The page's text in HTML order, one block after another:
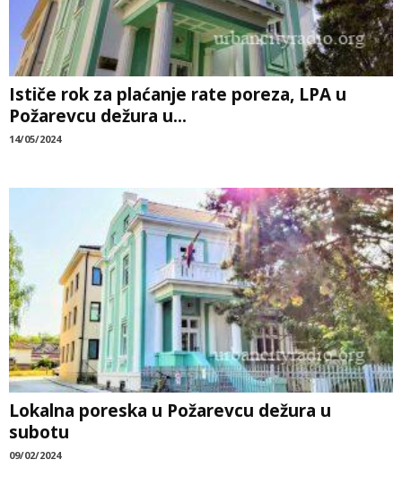
Ističe rok za plaćanje rate poreza, LPA u
Požarevcu dežura u...
14/05/2024
Lokalna poreska u Požarevcu dežura u
subotu
09/02/2024